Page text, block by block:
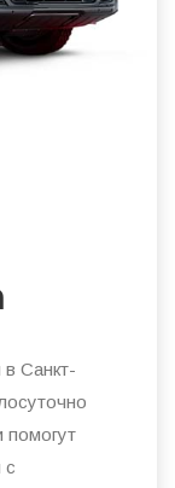
Санкт-
помогут
с